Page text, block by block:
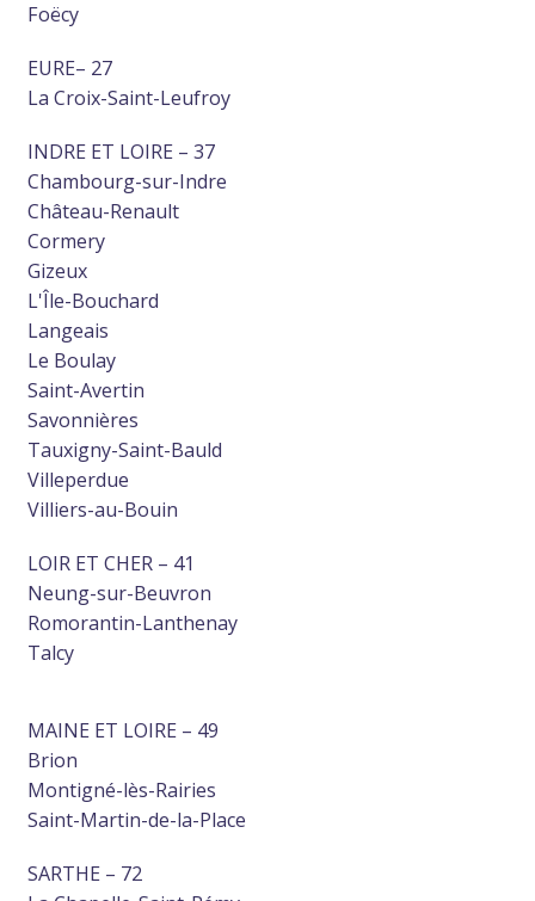
Foëcy
EURE– 27
La Croix-Saint-Leufroy
INDRE ET LOIRE – 37
Chambourg-sur-Indre
Château-Renault
Cormery
Gizeux
L'Île-Bouchard
Langeais
Le Boulay
Saint-Avertin
Savonnières
Tauxigny-Saint-Bauld
Villeperdue
Villiers-au-Bouin
LOIR ET CHER – 41
Neung-sur-Beuvron
Romorantin-Lanthenay
Talcy
MAINE ET LOIRE – 49
Brion
Montigné-lès-Rairies
Saint-Martin-de-la-Place
SARTHE – 72